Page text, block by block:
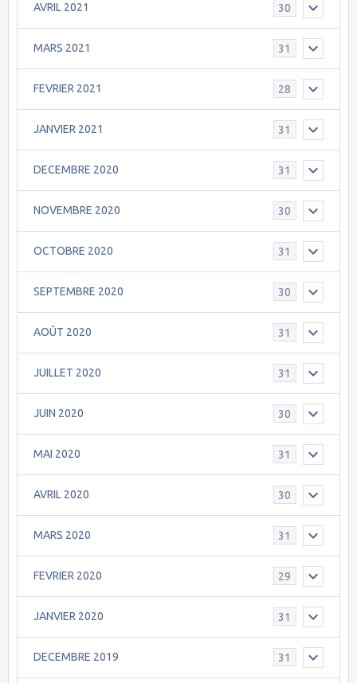
AVRIL 2021 30
MARS 2021 31
FEVRIER 2021 28
JANVIER 2021 31
DECEMBRE 2020 31
NOVEMBRE 2020 30
OCTOBRE 2020 31
SEPTEMBRE 2020 30
AOÛT 2020 31
JUILLET 2020 31
JUIN 2020 30
MAI 2020 31
AVRIL 2020 30
MARS 2020 31
FEVRIER 2020 29
JANVIER 2020 31
DECEMBRE 2019 31